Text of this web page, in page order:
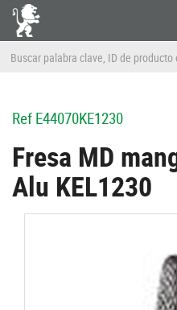
RefE44070KE1230
Fresa MD
Alu KEL1230